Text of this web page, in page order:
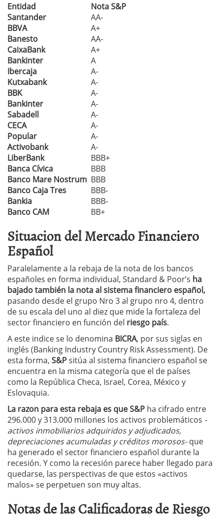
Entidad
Nota S&P
Santander
AA-
BBVA
A+
Banesto
AA-
CaixaBank
A+
Bankinter
A
Ibercaja
A-
Kutxabank
A-
BBK
A-
Bankinter
A-
Sabadell
A-
CECA
A-
Popular
A-
Activobank
A-
LiberBank
BBB+
Banca Cívica
BBB
Banco Mare Nostrum BBB
Banco Caja Tres
BBB-
Bankia
BBB-
Banco CAM
BB+
Situacion del Mercado Financiero
Español
Paralelamente a la rebaja de la nota de los bancos
españoles en forma individual, Standard & Poor’s ha
bajado también la nota al sistema financiero español,
pasando desde el grupo Nro 3 al grupo nro 4, dentro
de su escala del uno al diez que mide la fortaleza del
sector financiero en función del riesgo país.
A este indice se lo denomina BICRA, por sus siglas en
inglés (Banking Industry Country Risk Assessment). De
esta forma, S&Psitúa al sistema financiero español se
encuentra en la misma categoría que el de países
como la República Checa, Israel, Corea, México y
Eslovaquia.
La razon para esta rebaja es que S&P ha cifrado entre
296.000 y 313.000 millones los activos problemáticos -
activos inmobiliarios adquiridos y adjudicados,
depreciaciones acumuladas y créditos morosos-que
ha generado el sector financiero español durante la
recesión. Y como la recesión parece haber llegado para
quedarse, las perspectivas de que estos «activos
malos» se perpetuen son muy altas.
Notas de las Calificadoras de Riesgo